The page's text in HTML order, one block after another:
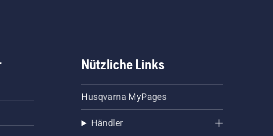
Nützliche Links
Husqvarna MyPages
Händler